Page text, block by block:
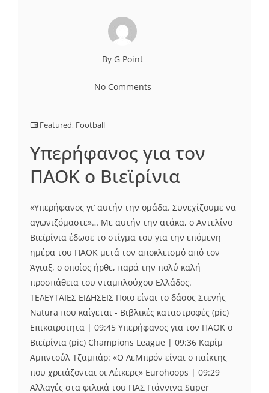
By G Point
No Comments
Featured, Football
Υπερήφανος για τον
ΠΑΟΚ ο Βιεϊρίνια
«Υπερήφανος γι’ αυτήν την ομάδα. Συνεχίζουμε να
αγωνιζόμαστε»… Με αυτήν την ατάκα, ο Αντελίνο
Βιεϊρίνια έδωσε το στίγμα του για την επόμενη
ημέρα του ΠΑΟΚ μετά τον αποκλεισμό από τον
Άγιαξ, ο οποίος ήρθε, παρά την πολύ καλή
προσπάθεια του νταμπλούχου Ελλάδος.
ΤΕΛΕΥΤΑΙΕΣ ΕΙΔΗΣΕΙΣ Ποιο είναι το δάσος Στενής
Natura που καίγεται - Βιβλικές καταστροφές (pic)
Επικαιροτητα | 09:45 Υπερήφανος για τον ΠΑΟΚ ο
Βιεϊρίνια (pic) Champions League | 09:36 Καρίμ
Αμπντούλ Τζαμπάρ: «Ο ΛεΜπρόν είναι ο παίκτης
που χρειάζονται οι Λέικερς» Eurohoops | 09:29
Αλλαγές στα φιλικά του ΠΑΣ Γιάννινα Super